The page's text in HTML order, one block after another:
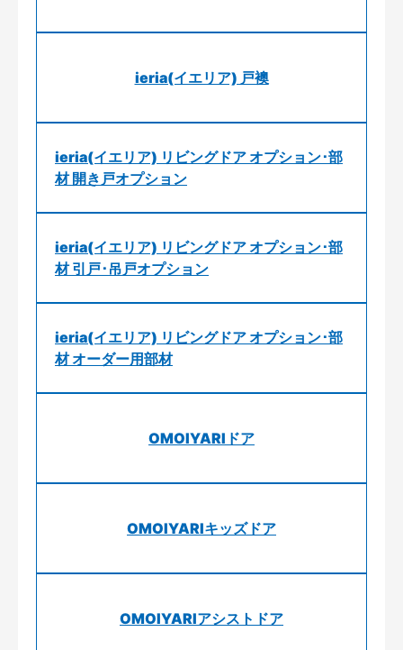
ieria(イエリア) 戸襖
ieria(イエリア) リビングドア オプション･部
材 開き戸オプション
ieria(イエリア) リビングドア オプション･部
材 引戸･吊戸オプション
ieria(イエリア) リビングドア オプション･部
材 オーダー用部材
OMOIYARIドア
OMOIYARIキッズドア
OMOIYARIアシストドア